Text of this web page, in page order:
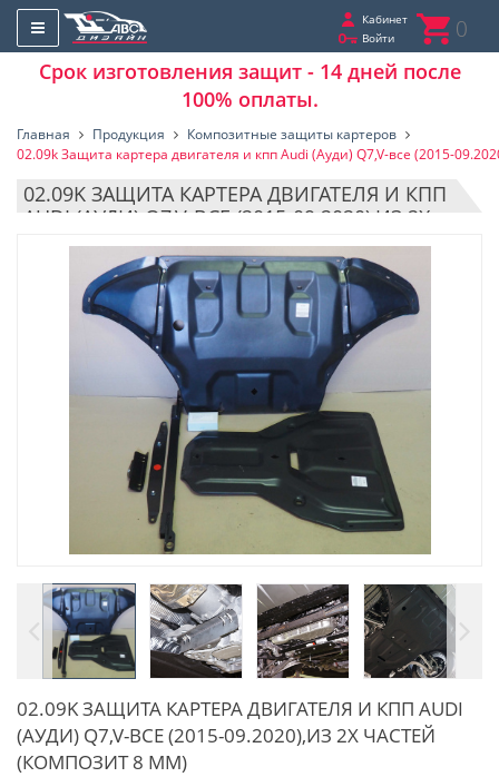
Кабинет
Войти
0
Срок изготовления защит - 14 дней после
100% оплаты.
Главная Продукция
Композитные защиты картеров
02.09k Защита картера двигателя и кпп Audi (Ауди) Q7,V-все (2015-
02.09K ЗАЩИТА КАРТЕРА ДВИГАТЕЛЯ И КПП
AUDI (АУДИ) Q7,V-ВСЕ (2015-09.2020),ИЗ 2Х
ЧАСТЕЙ (КОМПОЗИТ 8 ММ)
02.09K ЗАЩИТА КАРТЕРА ДВИГАТЕЛЯ И КПП AUDI
(АУДИ) Q7,V-ВСЕ (2015-09.2020),ИЗ 2Х ЧАСТЕЙ
(КОМПОЗИТ 8 ММ)